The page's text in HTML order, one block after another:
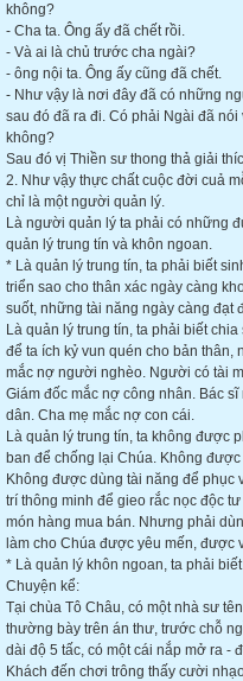
không?
- Cha ta. Ông ấy đã chết rồi.
- Và ai là chủ trước cha ngài?
- ông nội ta. Ông ấy cũng đã chết.
- Như vậy là nơi đây đã có những
sau đó đã ra đi. Có phải Ngài đã
không?
Sau đó vị Thiền sư thong thả giải
2. Như vậy thực chất cuộc đời cuả
chỉ là một người quản lý.
Là người quản lý ta phải có những
quản lý trung tín và khôn ngoan.
* Là quản lý trung tín, ta phải biết
triển sao cho thân xác ngày càng
suốt, những tài năng ngày càng đạt
Là quản lý trung tín, ta phải biết
để ta ích kỷ vun quén cho bản
mắc nợ người nghèo. Người có tài
Giám đốc mắc nợ công nhân. Bác
dân. Cha mẹ mắc nợ con cái.
Là quản lý trung tín, ta không được
ban để chống lại Chúa. Không
Không được dùng tài năng để
trí thông minh để gieo rắc nọc độc
món hàng mua bán. Nhưng phải
làm cho Chúa được yêu mến, được
* Là quản lý khôn ngoan, ta phải
Chuyện kể:
Tại chùa Tô Châu, có một nhà sư
thường bày trên án thư, trước chỗ
dài độ 5 tấc, có một cái nắp mở ra -
Khách đến chơi trông thấy cười